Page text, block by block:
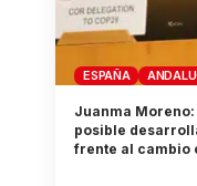
ESPAÑA
Juanma
posible
frente al cambio